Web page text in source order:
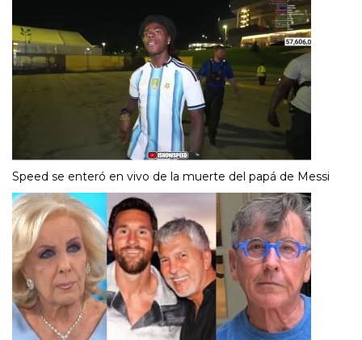
Speed se enteró en vivo de la muerte del papá de Messi